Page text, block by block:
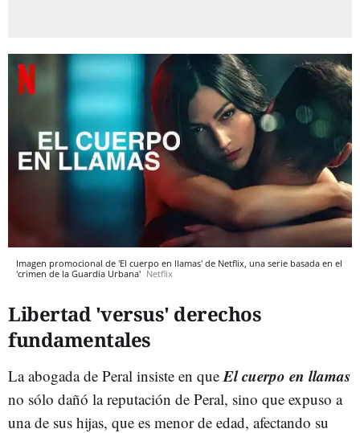
Imagen promocional de 'El cuerpo en llamas' de Netflix, una serie basada en el
'crimen de la Guardia Urbana' Netflix
Libertad 'versus' derechos
fundamentales
La abogada de Peral insiste en que El cuerpo en llamas
no sólo dañó la reputación de Peral, sino que expuso a
una de sus hijas, que es menor de edad, afectando su